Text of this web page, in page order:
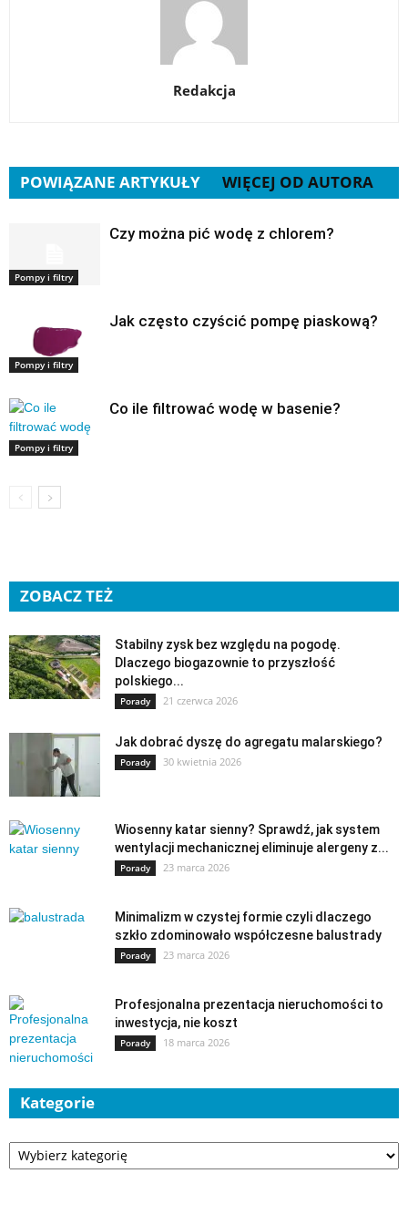
Redakcja
POWIĄZANE ARTYKUŁY WIĘCEJ OD AUTORA
Pompy i filtry
Czy można pić wodę z chlorem?
Pompy i filtry
Jak często czyścić pompę piaskową?
Pompy i filtry
Co ile filtrować wodę w basenie?
ZOBACZ TEŻ
Stabilny zysk bez względu na pogodę.
Dlaczego biogazownie to przyszłość
polskiego...
Porady 21 czerwca 2026
Jak dobrać dyszę do agregatu malarskiego?
Porady 30 kwietnia 2026
Wiosenny katar sienny? Sprawdź, jak system
wentylacji mechanicznej eliminuje alergeny z...
Porady 23 marca 2026
Minimalizm w czystej formie czyli dlaczego
szkło zdominowało współczesne balustrady
Porady 23 marca 2026
Profesjonalna prezentacja nieruchomości to
inwestycja, nie koszt
Porady 18 marca 2026
Kategorie
Kategorie